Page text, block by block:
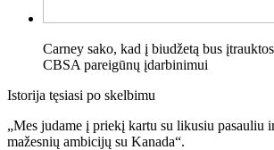
Carney sako, kad į biudžetą bus
CBSA pareigūnų įdarbinimui
Istorija tęsiasi po skelbimu
„Mes judame į priekį kartu su likusiu pasauliu
mažesnių ambicijų su Kanada“.